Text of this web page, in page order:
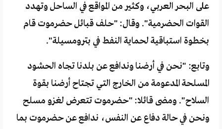
على البحر العربي، وكثير من المواقع في الساحل وتهدد
القوات الحضرمية". وقال: "حلف قبائل حضرموت قام
بخطوة استباقية لحماية النفط في بترومسيلة".
وتابع: "نحن في أرضنا وندافع عن بلدنا تجاه الحشود
المسلحة المدعومة من الخارج التي تجتاح أرضنا بقوة
السلاح". ومضى قائلا: "حضرموت تتعرض لغزو مسلح
ونحن في حالة دفاع عن النفس، ندافع عن حضرموت بما